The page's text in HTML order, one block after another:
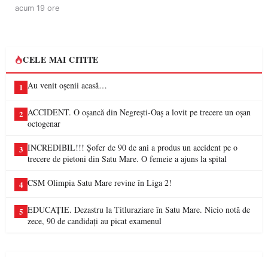
acum 19 ore
CELE MAI CITITE
1 Au venit oșenii acasă…
2 ACCIDENT. O oșancă din Negrești-Oaș a lovit pe trecere un oșan
octogenar
3 INCREDIBIL!!! Șofer de 90 de ani a produs un accident pe o
trecere de pietoni din Satu Mare. O femeie a ajuns la spital
4 CSM Olimpia Satu Mare revine în Liga 2!
5 EDUCAȚIE. Dezastru la Titluraziare în Satu Mare. Nicio notă de
zece, 90 de candidați au picat examenul